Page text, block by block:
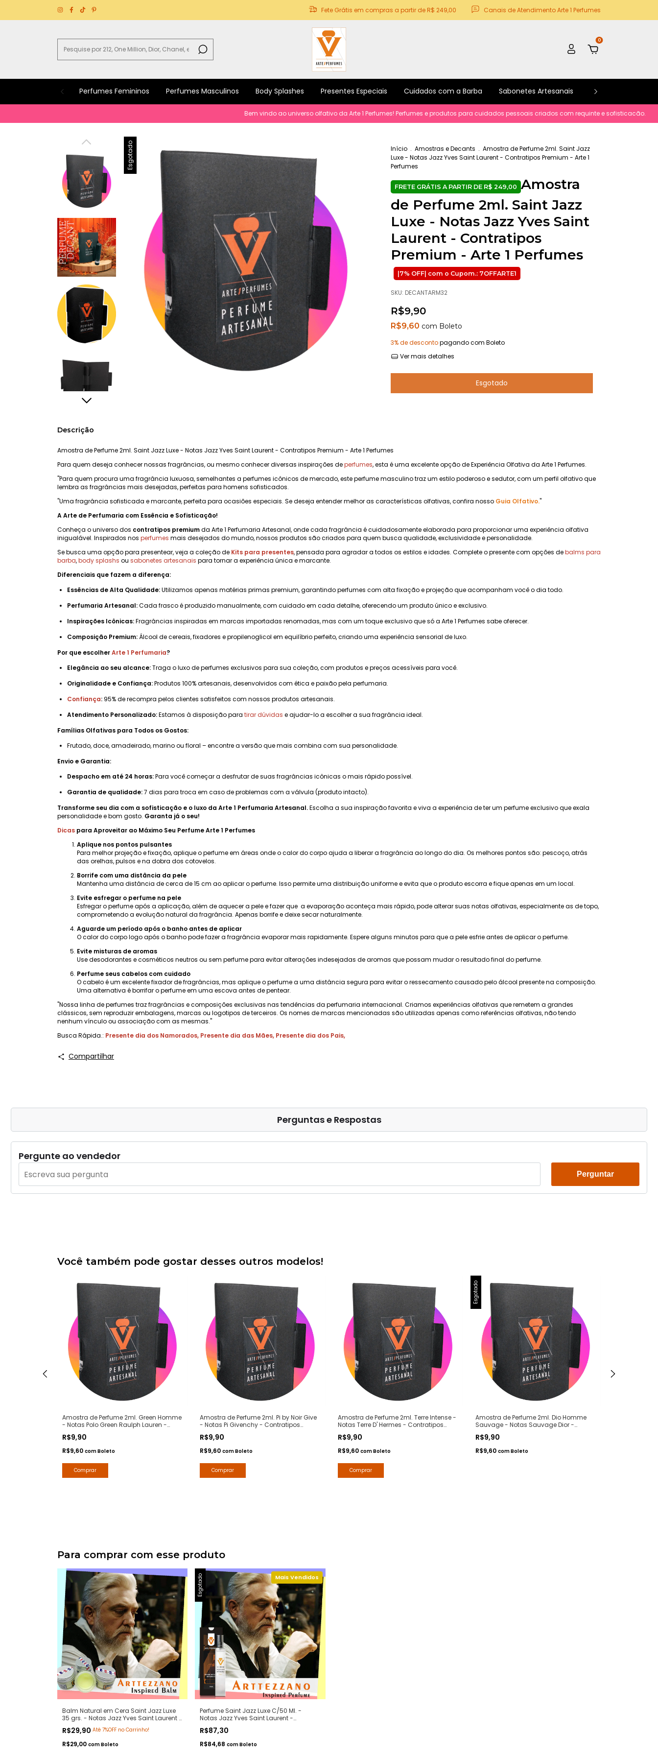
Fete Grátis em compras a partir de R$ 249,00 Canais de Atendimento Arte 1 Perfumes
0
Perfumes Femininos Perfumes Masculinos Body Splashes Presentes Especiais Cuidados com a Barba Sabonetes Artesanais Kits e Promoções
Bem vindo ao universo olfativo da Arte 1 Perfumes! Perfumes e produtos para cuidados pessoais criados com requinte e sofisticacão.
Esgotado Início . Amostras e Decants . Amostra de Perfume 2ml. Saint Jazz
Luxe - Notas Jazz Yves Saint Laurent - Contratipos Premium - Arte 1
Perfumes
Amostra
de Perfume 2ml. Saint Jazz
Luxe - Notas Jazz Yves Saint
Laurent - Contratipos
Premium - Arte 1 Perfumes
SKU: DECANTARM32
R$9,90
R$9,60 com Boleto
3% de descontopagando com Boleto
Ver mais detalhes
Descrição
Amostra de Perfume 2ml. Saint Jazz Luxe - Notas Jazz Yves Saint Laurent - Contratipos Premium - Arte 1 Perfumes
Para quem deseja conhecer nossas fragrâncias, ou mesmo conhecer diversas inspirações deperfumes, esta é uma excelente opção de Experiência Olfativa da Arte 1 Perfumes.
"Para quem procura uma fragrância luxuosa, semelhantes a perfumes icônicos de mercado, este perfume masculino traz um estilo poderoso e sedutor, com um perfil olfativo que
lembra as fragrâncias mais desejadas, perfeitas para homens sofisticados.
"Uma fragrância sofisticada e marcante, perfeita para ocasiões especiais. Se deseja entender melhor as características olfativas, confira nosso Guia Olfativo."
A Arte de Perfumaria com Essência e Sofisticação!
Conheça o universo dos contratipos premiumda Arte 1 Perfumaria Artesanal, onde cada fragrância é cuidadosamente elaborada para proporcionar uma experiência olfativa
inigualável. Inspirados nos perfumes mais desejados do mundo, nossos produtos são criados para quem busca qualidade, exclusividade e personalidade.
Se busca uma opção para presentear, veja a coleção de Kits para presentes, pensada para agradar a todos os estilos e idades. Complete o presente com opções debalms para
barba,body splashs ou sabonetes artesanais para tornar a experiência única e marcante.
Diferenciais que fazem a diferença:
Essências de Alta Qualidade:Utilizamos apenas matérias primas premium, garantindo perfumes com alta fixação e projeção que acompanham você o dia todo.
Perfumaria Artesanal:Cada frasco é produzido manualmente, com cuidado em cada detalhe, oferecendo um produto único e exclusivo.
Inspirações Icônicas:Fragrâncias inspiradas em marcas importadas renomadas, mas com um toque exclusivo que só a Arte 1 Perfumes sabe oferecer.
Composição Premium:Álcool de cereais, fixadores e propilenoglicol em equilíbrio perfeito, criando uma experiência sensorial de luxo.
Por que escolherArte 1 Perfumaria?
Elegância ao seu alcance:Traga o luxo de perfumes exclusivos para sua coleção, com produtos e preços acessíveis para você.
Originalidade e Confiança:Produtos 100% artesanais, desenvolvidos com ética e paixão pela perfumaria.
Confiança: 95% de recompra pelos clientes satisfeitos com nossos produtos artesanais.
Atendimento Personalizado:Estamos à disposição para tirar dúvidas e ajudar-lo a escolher a sua fragrância ideal.
Famílias Olfativas para Todos os Gostos:
Frutado, doce, amadeirado, marino ou floral – encontre a versão que mais combina com sua personalidade.
Envio e Garantia:
Despacho em até 24 horas:Para você começar a desfrutar de suas fragrâncias icônicas o mais rápido possível.
Garantia de qualidade:7 dias para troca em caso de problemas com a válvula (produto intacto).
Transforme seu dia com a sofisticação e o luxo da Arte 1 Perfumaria Artesanal.Escolha a sua inspiração favorita e viva a experiência de ter um perfume exclusivo que exala
personalidade e bom gosto. Garanta já o seu!
Dicas para Aproveitar ao Máximo Seu Perfume Arte 1 Perfumes
Aplique nos pontos pulsantes
Para melhor projeção e fixação, aplique o perfume em áreas onde o calor do corpo ajuda a liberar a fragrância ao longo do dia. Os melhores pontos são: pescoço, atrás
das orelhas, pulsos e na dobra dos cotovelos.
Borrife com uma distância da pele
Mantenha uma distância de cerca de 15 cm ao aplicar o perfume. Isso permite uma distribuição uniforme e evita que o produto escorra e fique apenas em um local.
Evite esfregar o perfume na pele
Esfregar o perfume após a aplicação, além de aquecer a pele e fazer que a evaporação aconteça mais rápido, pode alterar suas notas olfativas, especialmente as de topo,
comprometendo a evolução natural da fragrância. Apenas borrife e deixe secar naturalmente.
Aguarde um período após o banho antes de aplicar
O calor do corpo logo após o banho pode fazer a fragrância evaporar mais rapidamente. Espere alguns minutos para que a pele esfrie antes de aplicar o perfume.
Evite misturas ​​de aromas
Use desodorantes e cosméticos neutros ou sem perfume para evitar alterações indesejadas de aromas que possam mudar o resultado final do perfume.
Perfume seus cabelos com cuidado
O cabelo é um excelente fixador de fragrâncias, mas aplique o perfume a uma distância segura para evitar o ressecamento causado pelo álcool presente na composição.
Uma alternativa é borrifar o perfume em uma escova antes de pentear.
"Nossa linha de perfumes traz fragrâncias e composições exclusivas nas tendências da perfumaria internacional. Criamos experiências olfativas que remetem a grandes
clássicos, sem reproduzir embalagens, marcas ou logotipos de terceiros. Os nomes de marcas mencionadas são utilizadas apenas como referências olfativas, não tendo
nenhum vínculo ou associação com as mesmas."
Busca Rápida.: Presente dia dos Namorados, Presente dia das Mães, Presente dia dos Pais,
Compartilhar
Perguntas e Respostas
Pergunte ao vendedor
Perguntar
Você também pode gostar desses outros modelos!
Amostra de Perfume 2ml. Green Homme
- Notas Polo Green Raulph Lauren -
R$9,90
R$9,60 comBoleto
Amostra de Perfume 2ml. Pi by Noir Give
- Notas Pi Givenchy - Contratipos
R$9,90
R$9,60comBoleto
Amostra de Perfume 2ml. Terre Intense -
Notas Terre D' Hermes - Contratipos
R$9,90
R$9,60 comBoleto
Esgotado
Amostra de Perfume 2ml. Dio Homme
Sauvage - Notas Sauvage Dior -
R$9,90
R$9,60 comBoleto
Para comprar com esse produto
Balm Natural em Cera Saint Jazz Luxe
35 grs. - Notas Jazz Yves Saint Laurent -
Pomada Modeladora Anti Frizz para
Barba e Bigode
R$29,90 Até 7%OFF no Carrinho!
R$29,00 comBoleto
Esgotado
Perfume Saint Jazz Luxe C/50 Ml. -
Notas Jazz Yves Saint Laurent -
R$87,30
R$84,68comBoleto